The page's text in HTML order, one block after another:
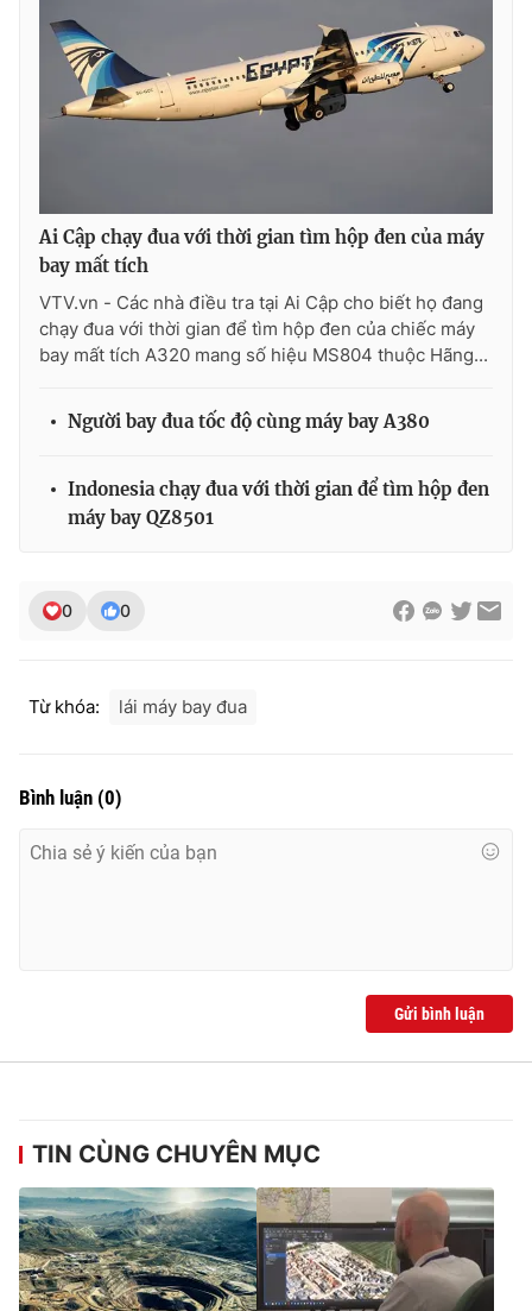
THỜI BÁO VTV
Theo dõi báo trên
Cơ quan chủ quản:Đài Truyền hình Việt Nam
Cơ quan báo chí:Thời báo VTV
Giấy phép hoạt động báo in và báo điện tử số 483/GP-BTTTT
Tổng Biên tập:Vũ Thanh Thủy
Nguyễn Trọng Ninh
Tổng đài VTV:024.38 355 931 - 024.38 355 932
Liên hệ quảng cáo:
Ai Cập chạy đua với thời gian tìm hộp đen của máy
bay mất tích
VTV.vn - Các nhà điều tra tại Ai Cập cho biết họ đang
chạy đua với thời gian để tìm hộp đen của chiếc máy
bay mất tích A320 mang số hiệu MS804 thuộc Hãng...
Người bay đua tốc độ cùng máy bay A380
Indonesia chạy đua với thời gian để tìm hộp đen
máy bay QZ8501
0 0
Từ khóa: lái máy bay đua
Bình luận (0)
Gửi bình luận
TIN CÙNG CHUYÊN MỤC